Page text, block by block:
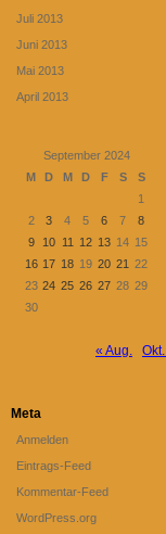
Juli 2013
Juni 2013
Mai 2013
April 2013
September 2024
M
D M D F S
S
1
2
3 4 5 6 7
8
9
10 11 12 13 14 15
16 17 18 19 20 21
22
23 24 25 26 27 28 29
30
« Aug.
Meta
Anmelden
Eintrags-Feed
Kommentar-Feed
WordPress.org